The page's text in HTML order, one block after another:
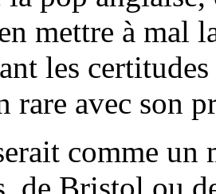
mettre à mal
les
rare avec son
comme un
de Bristol ou